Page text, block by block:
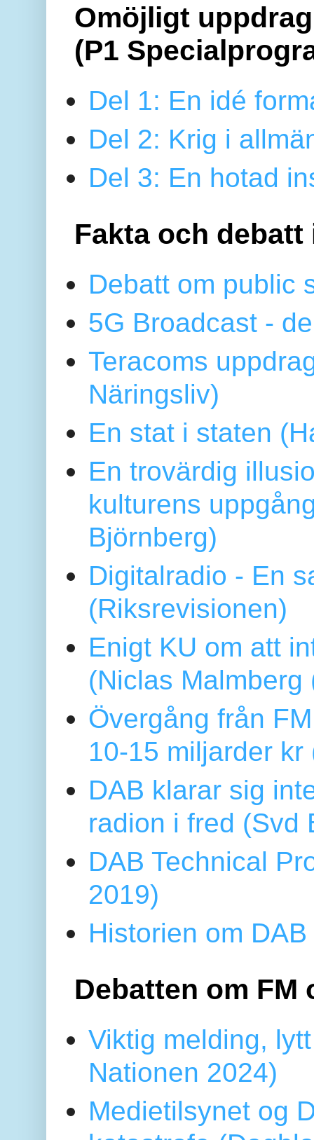
Omöjligt
(P1
Del 1: En idé
Del 2: Krig i
Del 3: En hotad
Fakta och debatt
Debatt om public
5G Broadcast -
Teracoms
Näringsliv)
En stat i staten
En trovärdig
kulturens
Björnberg)
Digitalradio - En
(Riksrevisionen)
Enigt KU om att
(Niclas
Övergång från
10-15 miljarder kr
DAB klarar sig
radion i fred (Svd
DAB Technical
2019)
Historien om
Debatten om FM
Viktig melding,
Nationen 2024)
Medietilsynet og